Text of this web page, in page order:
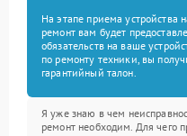
На этапе приема устройства
ремонт вам будет
обязательств на ваше
по ремонту техники, вы
гарантийный талон.
Я уже знаю в чем
ремонт необходим. Для чего